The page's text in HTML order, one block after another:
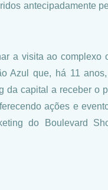
antecipadamente
a visita ao complexo
Azul que, há 11
da capital a receber o
ações e
do Boulevard